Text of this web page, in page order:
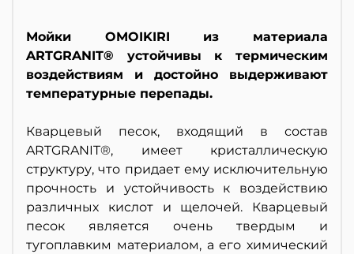
Мойки OMOIKIRI из материала
ARTGRANIT® устойчивы к термическим
воздействиям и достойно выдерживают
температурные перепады.
Кварцевый песок, входящий в состав
ARTGRANIT®, имеет кристаллическую
структуру, что придает ему исключительную
прочность и устойчивость к воздействию
различных кислот и щелочей. Кварцевый
песок является очень твердым и
тугоплавким материалом, а его химический